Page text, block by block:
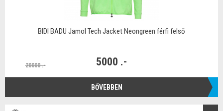
BIDI BADU Jamol Tech Jacket Neongreen férfi felső
20000 .- 5000 .-
BŐVEBBEN